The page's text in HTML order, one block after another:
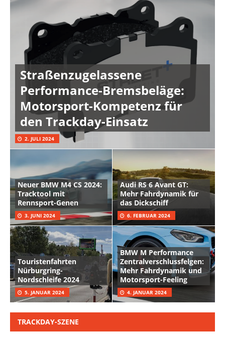
Straßenzugelassene
Performance-Bremsbeläge:
Motorsport-Kompetenz für
den Trackday-Einsatz
2. JULI 2024
Neuer BMW M4 CS 2024:
Tracktool mit
Rennsport-Genen
3. JUNI 2024
Audi RS 6 Avant GT:
Mehr Fahrdynamik für
das Dickschiff
6. FEBRUAR 2024
Touristenfahrten
Nürburgring-
Nordschleife 2024
5. JANUAR 2024
BMW M Performance
Zentralverschlussfelgen:
Mehr Fahrdynamik und
Motorsport-Feeling
4. JANUAR 2024
TRACKDAY-SZENE